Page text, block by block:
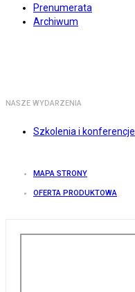
Prenumerata
Archiwum
NASZE WYDARZENIA
Szkolenia i konferencje
MAPA STRONY
OFERTA PRODUKTOWA